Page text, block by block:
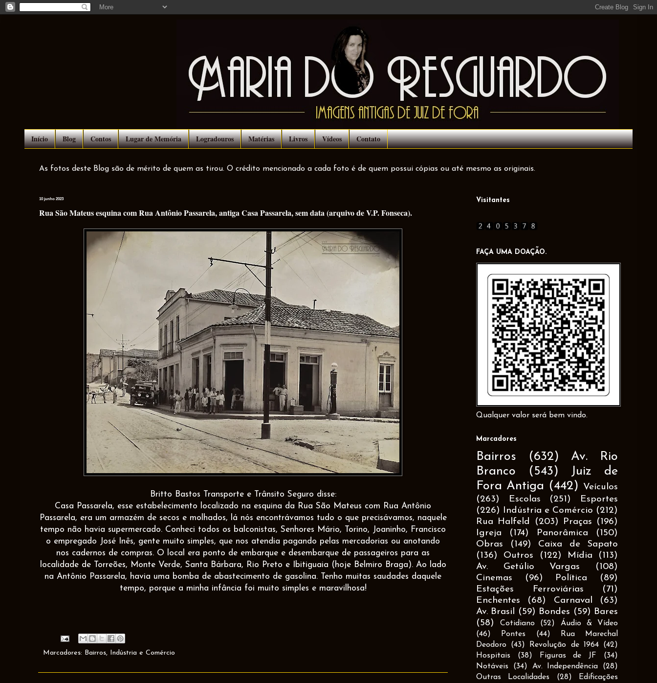
Início Blog Contos Lugar de Memória Logradouros Matérias Livros Vídeos Contato
As fotos deste Blog são de mérito de quem as tirou. O crédito mencionado a cada foto é de quem possui cópias ou até mesmo as originais.
10 junho 2023
Rua São Mateus esquina com Rua Antônio Passarela, antiga Casa Passarela, sem data (arquivo de V.P. Fonseca).
Britto Bastos Transporte e Trânsito Seguro disse:
Casa Passarela, esse estabelecimento localizado na esquina da Rua São Mateus com Rua Antônio
Passarela, era um armazém de secos e molhados, lá nós encontrávamos tudo o que precisávamos, naquele
tempo não havia supermercado. Conheci todos os balconistas, Senhores Mário, Torino, Joaninho, Francisco
o empregado José Inês, gente muito simples, que nos atendia pagando pelas mercadorias ou anotando
nos cadernos de compras. O local era ponto de embarque e desembarque de passageiros para as
localidade de Torreões, Monte Verde, Santa Bárbara, Rio Preto e Ibitiguaia (hoje Belmiro Braga). Ao lado
na Antônio Passarela, havia uma bomba de abastecimento de gasolina. Tenho muitas saudades daquele
tempo, porque a minha infância foi muito simples e maravilhosa!
Marcadores: Bairros, Indústria e Comércio
Visitantes
FAÇA UMA DOAÇÃO.
Qualquer valor será bem vindo.
Marcadores
Bairros (632)
Av. Rio
Branco
(543)
Juiz de
Fora Antiga (442)
Veículos
(263)
Escolas (251)
Esportes
(226)
Indústria e Comércio (212)
Rua Halfeld
(203) Praças
(196)
Igreja
(174) Panorâmica
(150)
Obras
(149)
Caixa de Sapato
(136)
Outros (122) Mídia
(113)
Av. Getúlio Vargas
(108)
Cinemas
(96) Política
(89)
Estações Ferroviárias
(71)
Enchentes
(68) Carnaval
(63)
Av. Brasil
(59) Bondes (59) Bares
(58)
Cotidiano (52)
Áudio & Vídeo
(46)
Pontes (44)
Rua Marechal
Deodoro
(43) Revolução de 1964
(42)
Hospitais
(38) Figuras de JF
(34)
Notáveis
(34) Av. Independência
(28)
Outras Localidades
(28)
Edificações